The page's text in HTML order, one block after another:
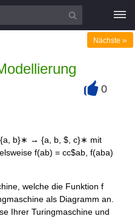
Nächste »
0
{a, b}∗ → {a, b, $, c}∗ mit
f(ab) = cc$ab, f(aba)
welche die Funktion f
als Diagramm an.
Ihrer Turingmaschine und